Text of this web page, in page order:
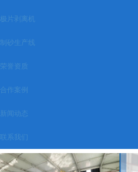
极片剥离机
制砂生产线
荣誉资质
合作案例
新闻动态
联系我们